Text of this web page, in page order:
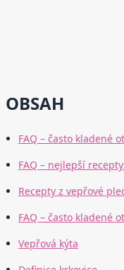
OBSAH
FAQ – často kladené
FAQ – nejlepší
Recepty z vepřové
FAQ – často kladené
Vepřová kýta